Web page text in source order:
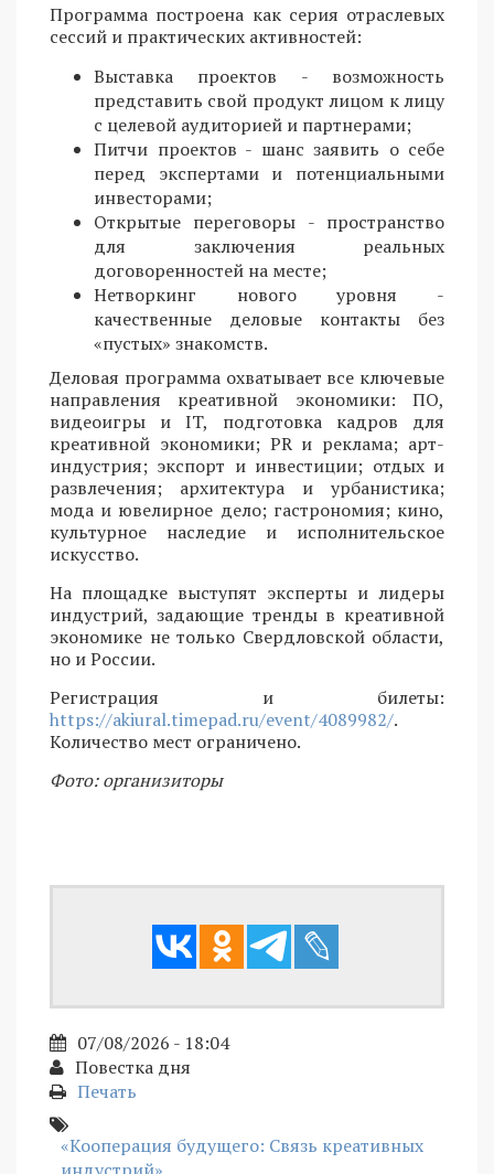
Программа построена как серия отраслевых
сессий и практических активностей:
Выставка проектов - возможность
представить свой продукт лицом к лицу
с целевой аудиторией и партнерами;
Питчи проектов - шанс заявить о себе
перед экспертами и потенциальными
инвесторами;
Открытые переговоры - пространство
для заключения реальных
договоренностей на месте;
Нетворкинг нового уровня -
качественные деловые контакты без
«пустых» знакомств.
Деловая программа охватывает все ключевые
направления креативной экономики: ПО,
видеоигры и IT, подготовка кадров для
креативной экономики; PR и реклама; арт-
индустрия; экспорт и инвестиции; отдых и
развлечения; архитектура и урбанистика;
мода и ювелирное дело; гастрономия; кино,
культурное наследие и исполнительское
искусство.
На площадке выступят эксперты и лидеры
индустрий, задающие тренды в креативной
экономике не только Свердловской области,
но и России.
Регистрация и билеты:
https://akiural.timepad.ru/event/4089982/.
Количество мест ограничено.
Фото: организиторы
07/08/2026 - 18:04
Повестка дня
Печать
«Кооперация будущего: Связь креативных